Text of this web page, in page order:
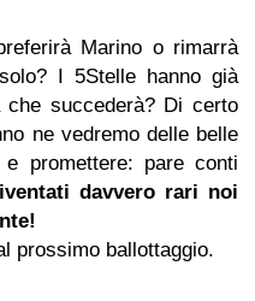
Marino o rimarrà
I 5Stelle hanno già
succederà? Di certo
ne vedremo delle belle
promettere: pare conti
davvero rari noi
prossimo ballottaggio.